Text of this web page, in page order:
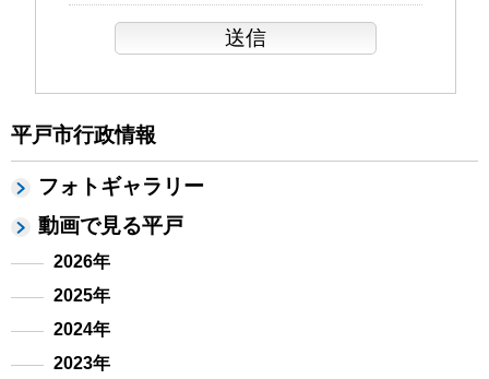
平戸市行政情報
フォトギャラリー
動画で見る平戸
2026年
2025年
2024年
2023年